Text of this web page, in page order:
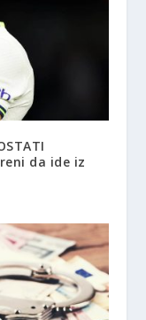
da ide iz